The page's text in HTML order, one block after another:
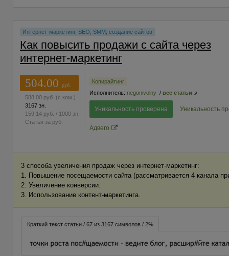
Интернет-маркетинг, SEO, SMM, создание сайтов
Как повысить продажи с сайта через
интернет-маркетинг
504.00
руб.
588.00 руб. (с ком.)
3167 зн.
159.14 руб. / 1000 зн.
Статья за руб.
Копирайтинг
Исполнитель: negonivolny / все статьи
Уникальность проверена Уникальность
Адвего
3 способа увеличения продаж через интернет-маркетинг:
1. Повышение посещаемости сайта (рассматривается 4 канала
2. Увеличение конверсии.
3. Использование контент-маркетинга.
Краткий текст статьи / 67 из 3167 символов / 2%